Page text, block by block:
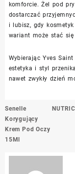
komforcie. Żel pod
dostarczać
i lubisz, gdy
wariant może stać się
Wybierając Yves
estetyka i styl
nawet zwykły dzień
Nawigacja
wpisu
Senelle
Korygujący
Krem Pod Oczy
15Ml